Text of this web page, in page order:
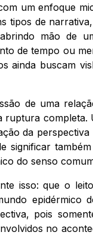
um enfoque
tipos de
mão de
de tempo ou
ainda buscam
de uma
completa.
da
significar
do senso
isso: que o
epidérmico
pois
no